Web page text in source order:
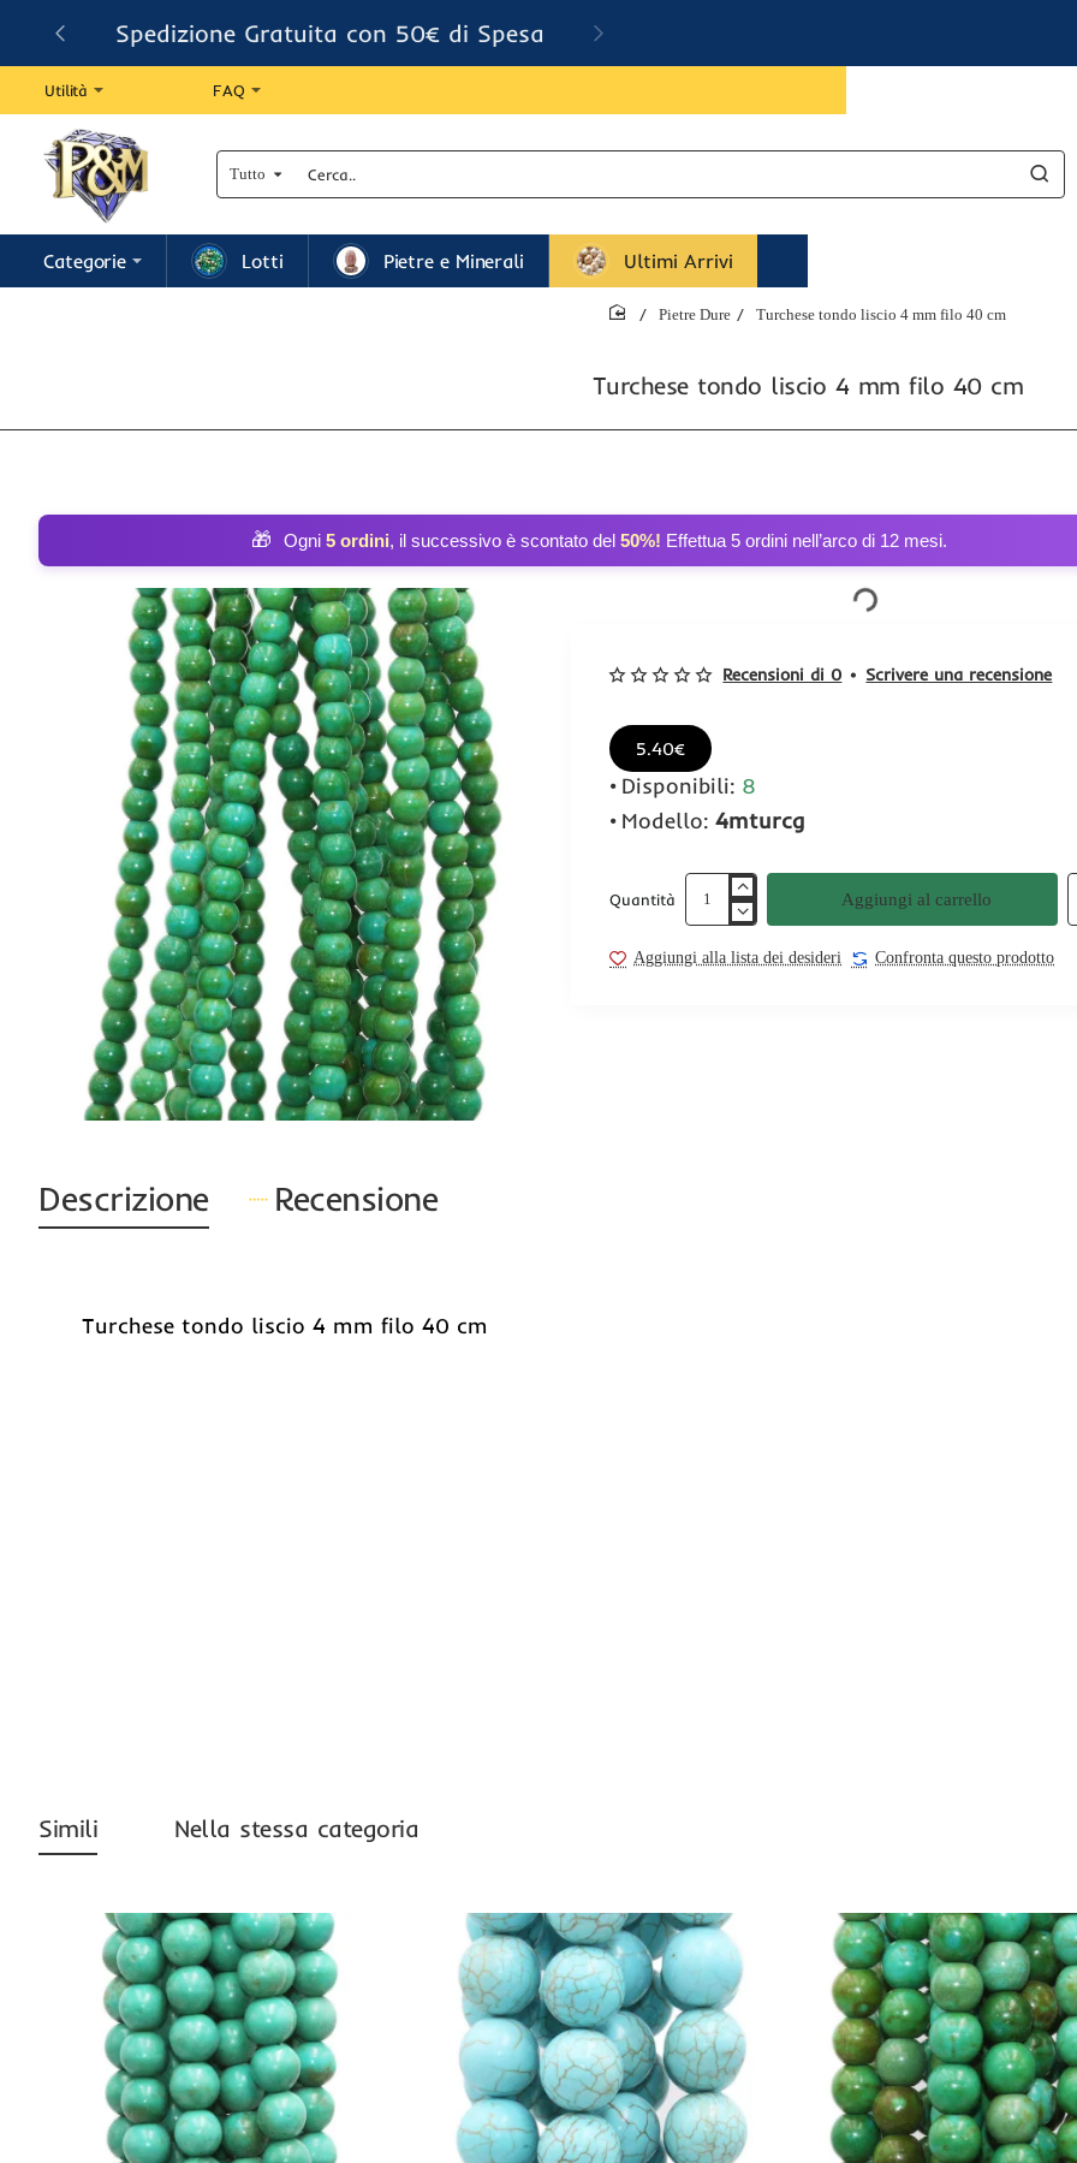
Spedizione Gratuita con 50€ di Spesa
Utilità FAQ
Tutto
Cerca..
Categorie Lotti Pietre e Minerali Ultimi Arrivi
Turchese tondo liscio 4 mm filo 40 cm
Pietre Dure Turchese tondo liscio 4 mm filo 40 cm
🎁 Ogni 5 ordini, il successivo è scontato del 50%! Effettua 5 ordini nell’arco di 12 mesi.
Recensioni di 0 • Scrivere una recensione
5.40€
Disponibili: 8
Modello: 4mturcg
Quantità Aggiungi al carrello
Aggiungi alla lista dei desideri Confronta questo prodotto
Descrizione Recensione
Turchese tondo liscio 4 mm filo 40 cm
Simili Nella stessa categoria